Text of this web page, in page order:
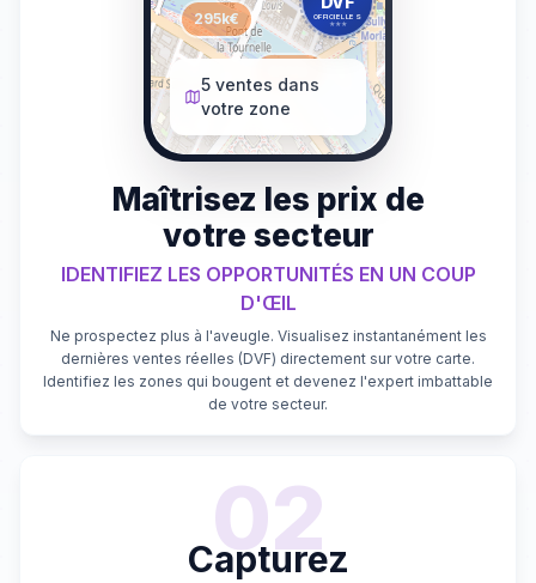
295k€
OFFICIELLES
★★★
5 ventes dans
votre zone
Maîtrisez les prix de
votre secteur
IDENTIFIEZ LES OPPORTUNITÉS EN UN COUP
D'ŒIL
Ne prospectez plus à l'aveugle. Visualisez instantanément les
dernières ventes réelles (DVF) directement sur votre carte.
Identifiez les zones qui bougent et devenez l'expert imbattable
de votre secteur.
02
Capturez